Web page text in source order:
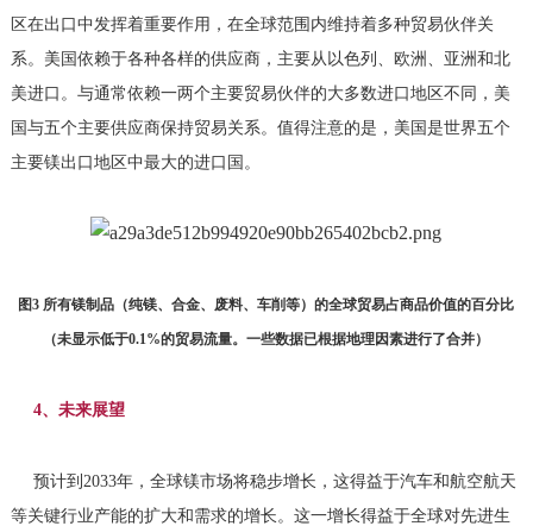
区在出口中发挥着重要作用，在全球范围内维持着多种贸易伙伴关
系。美国依赖于各种各样的供应商，主要从以色列、欧洲、亚洲和北
美进口。与通常依赖一两个主要贸易伙伴的大多数进口地区不同，美
国与五个主要供应商保持贸易关系。值得注意的是，美国是世界五个
主要镁出口地区中最大的进口国。
图3 所有镁制品（纯镁、合金、废料、车削等）的全球贸易占商品价值的百分比
（未显示低于0.1%的贸易流量。一些数据已根据地理因素进行了合并）
4、未来展望
预计到2033年，全球镁市场将稳步增长，这得益于汽车和航空航天
等关键行业产能的扩大和需求的增长。这一增长得益于全球对先进生